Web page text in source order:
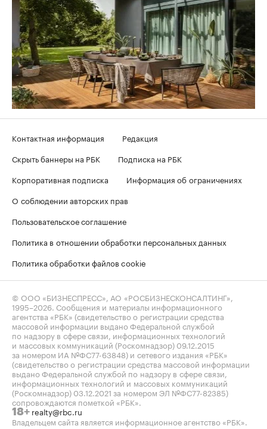
Контактная информация
Редакция
Скрыть баннеры на РБК
Подписка на РБК
Корпоративная подписка
Информация об ограничениях
О соблюдении авторских прав
Пользовательское соглашение
Политика в отношении обработки персональных данных
Политика обработки файлов cookie
© ООО «БИЗНЕСПРЕСС», АО «РОСБИЗНЕСКОНСАЛТИНГ»,
1995–2026 . Сообщения и материалы информационного
агентства «РБК» (свидетельство о регистрации средства
массовой информации выдано Федеральной службой
по надзору в сфере связи, информационных технологий
и массовых коммуникаций (Роскомнадзор) 09.12.2015
за номером ИА №ФС77-63848) и сетевого издания «РБК»
(свидетельство о регистрации средства массовой информации
выдано Федеральной службой по надзору в сфере связи,
информационных технологий и массовых коммуникаций
(Роскомнадзор) 03.12.2021 за номером ЭЛ №ФС77-82385)
сопровождаются пометкой «РБК».
18+ realty@rbc.ru
Владельцем сайта является информационное агентство «РБК».